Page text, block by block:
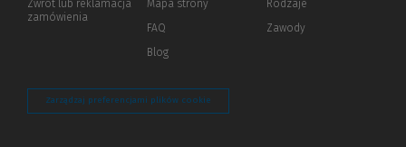
innej
Zwrot lub reklamacja
zamówienia
Mapa strony
FAQ
Blog
Rodzaje
Zawody
Zarządzaj preferencjami plików cookie